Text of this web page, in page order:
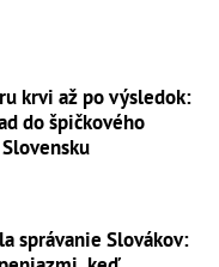
krvi až po výsledok:
do špičkového
správanie Slovákov: